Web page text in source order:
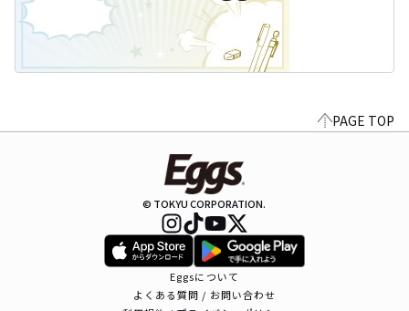
PAGE TOP
© TOKYU CORPORATION.
Eggsについて
よくある質問 / お問い合わせ